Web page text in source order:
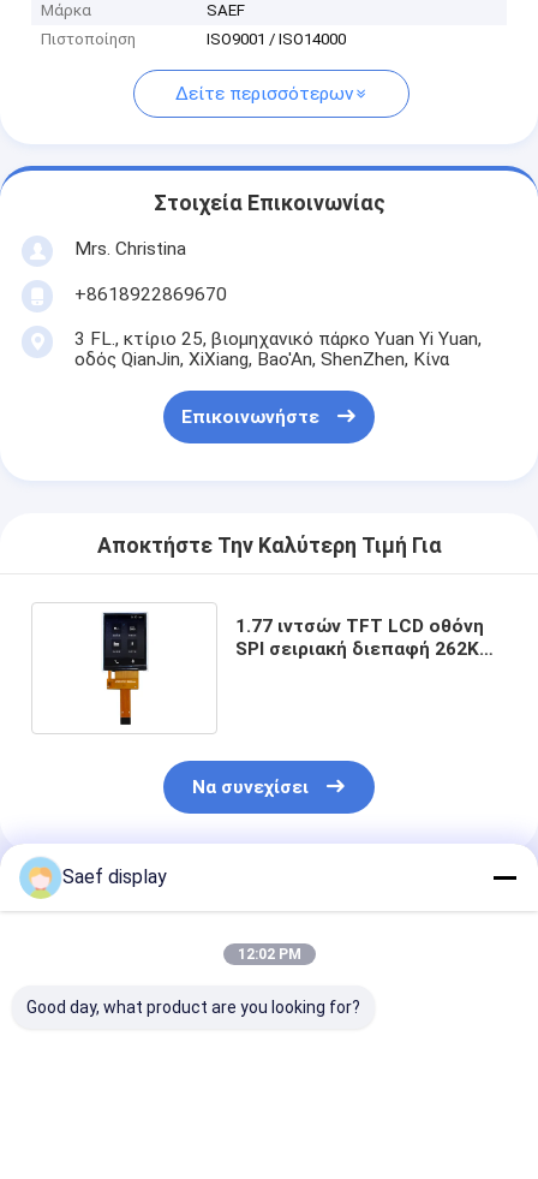
Μάρκα
SAEF
Πιστοποίηση
ISO9001 / ISO14000
Δείτε περισσότερων
Στοιχεία Επικοινωνίας
Mrs. Christina
+8618922869670
3 FL., κτίριο 25, βιομηχανικό πάρκο Yuan Yi Yuan,
οδός QianJin, XiXiang, Bao'An, ShenZhen, Κίνα
Επικοινωνήστε
Αποκτήστε Την Καλύτερη Τιμή Για
1.77 ιντσών TFT LCD οθόνη
SPI σειριακή διεπαφή 262K
Να συνεχίσει
Συνιστώμενα Προϊόντα
Saef display
12:02 PM
Good day, what product are you looking for?